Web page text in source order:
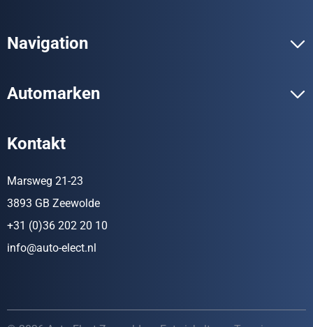
Navigation
Automarken
Kontakt
Marsweg 21-23
3893 GB Zeewolde
+31 (0)36 202 20 10
info@auto-elect.nl